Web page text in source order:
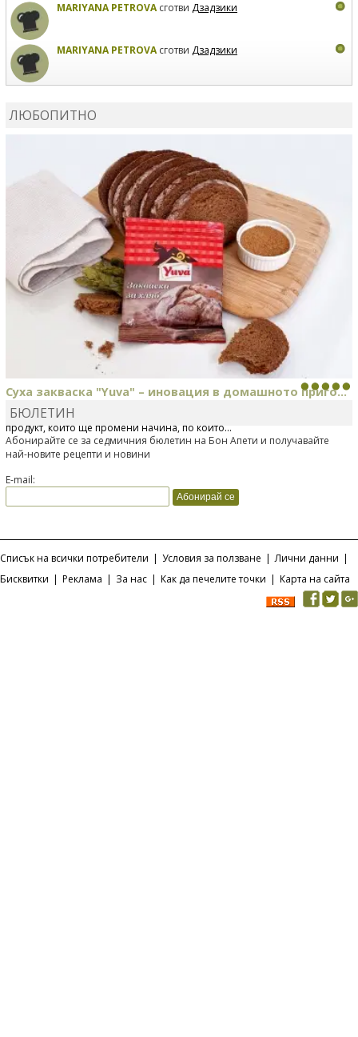
MARIYANA PETROVAсготви Дзадзики
MARIYANA PETROVAсготви Дзадзики
ЛЮБОПИТНО
Суха закваска "Yuva" – иновация в домашното приго...
Отскоро Лесафр България стартира предлагането на изцяло нов
продукт, който ще промени начина, по който...
БЮЛЕТИН
Абонирайте се за седмичния бюлетин на Бон Апети и получавайте
най-новите рецепти и новини
E-mail:
Списък на всички потребители | Условия за ползване | Лични данни |
Бисквитки | Реклама | За нас | Как да печелите точки | Карта на сайта